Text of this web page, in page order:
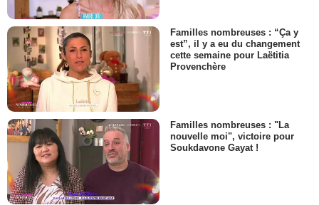
Familles nombreuses : “Ça y
est”, il y a eu du changement
cette semaine pour Laëtitia
Provenchère
Familles nombreuses : "La
nouvelle moi", victoire pour
Soukdavone Gayat !